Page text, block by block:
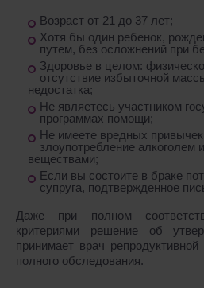
Возраст от 21 до 37 лет;
Хотя бы один ребенок,
путем, без осложнений при
Здоровье в целом:
отсутствие избыточной
недостатка;
Не являетесь участником
программах помощи;
Не имеете вредных
злоупотребление алкоголем
веществами;
Если вы состоите в браке
супруга, подтвержденное
Даже при полном
критериями решение об
принимает врач
полного обследования.